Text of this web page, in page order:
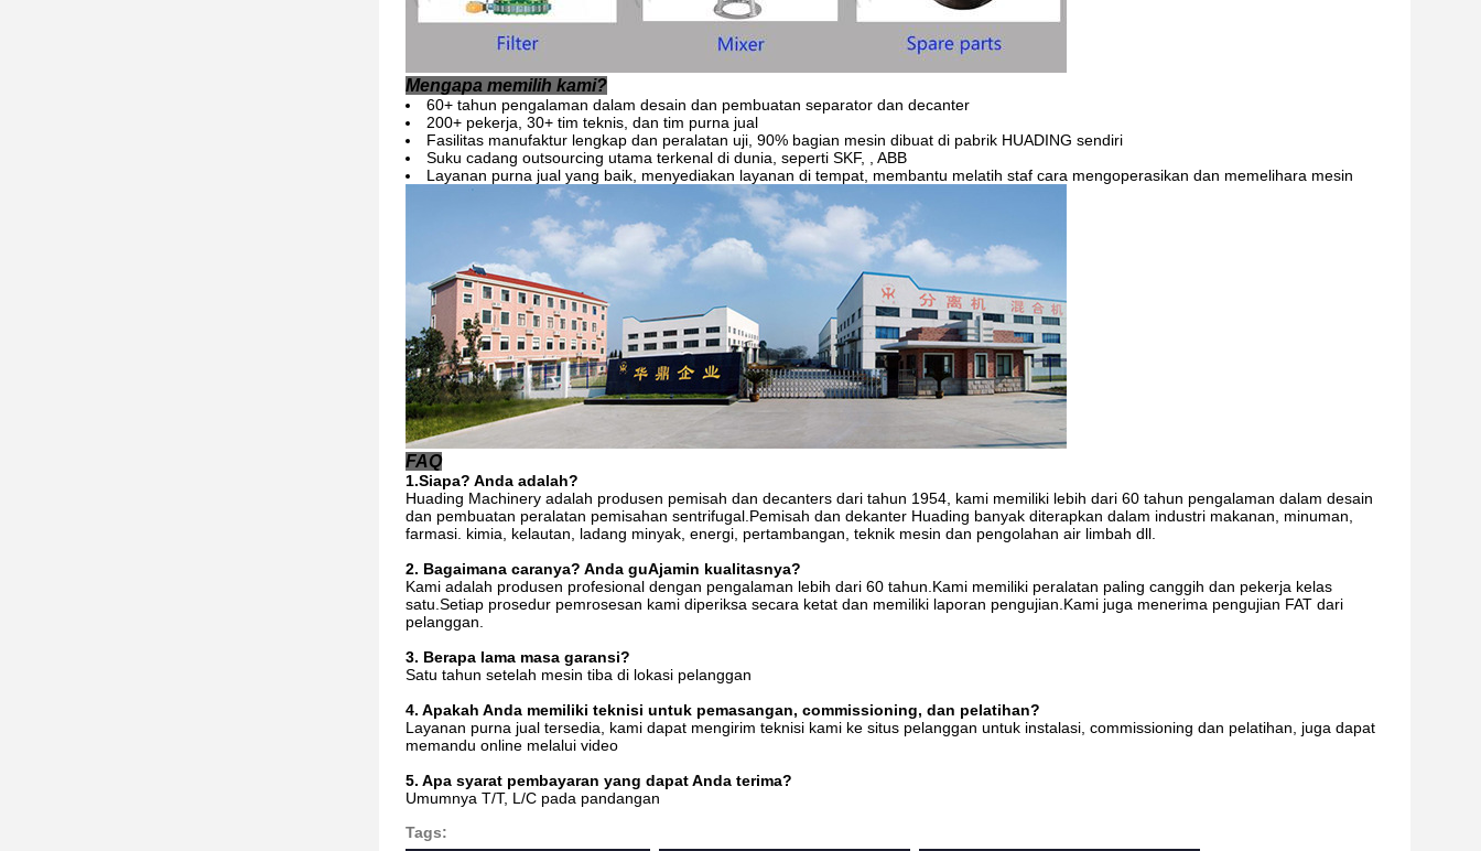
Mengapa memilih kami?
60+ tahun pengalaman dalam desain dan pembuatan separator dan decanter
200+ pekerja, 30+ tim teknis, dan tim purna jual
Fasilitas manufaktur lengkap dan peralatan uji, 90% bagian mesin dibuat di pabrik HUADING sendiri
Suku cadang outsourcing utama terkenal di dunia, seperti SKF, , ABB
Layanan purna jual yang baik, menyediakan layanan di tempat, membantu melatih staf cara mengoperasikan dan memelihara mesin
FAQ
1.Siapa? Anda adalah?
Huading Machinery adalah produsen pemisah dan decanters dari tahun 1954, kami memiliki lebih dari 60 tahun pengalaman dalam desain
dan pembuatan peralatan pemisahan sentrifugal.Pemisah dan dekanter Huading banyak diterapkan dalam industri makanan, minuman,
farmasi. kimia, kelautan, ladang minyak, energi, pertambangan, teknik mesin dan pengolahan air limbah dll.
2. Bagaimana caranya? Anda guAjamin kualitasnya?
Kami adalah produsen profesional dengan pengalaman lebih dari 60 tahun.Kami memiliki peralatan paling canggih dan pekerja kelas
satu.Setiap prosedur pemrosesan kami diperiksa secara ketat dan memiliki laporan pengujian.Kami juga menerima pengujian FAT dari
pelanggan.
3. Berapa lama masa garansi?
Satu tahun setelah mesin tiba di lokasi pelanggan
4. Apakah Anda memiliki teknisi untuk pemasangan, commissioning, dan pelatihan?
Layanan purna jual tersedia, kami dapat mengirim teknisi kami ke situs pelanggan untuk instalasi, commissioning dan pelatihan, juga dapat
memandu online melalui video
5. Apa syarat pembayaran yang dapat Anda terima?
Umumnya T/T, L/C pada pandangan
Tags: